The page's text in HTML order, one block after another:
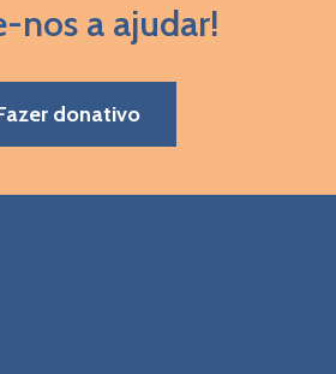
nos a ajudar!
donativo